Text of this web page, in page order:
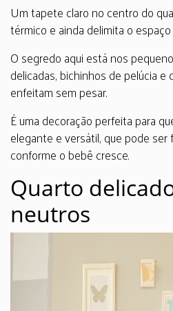
Um tapete claro no centro do
térmico e ainda delimita o
O segredo aqui está nos
delicadas, bichinhos de pelúcia e
enfeitam sem pesar.
É uma decoração perfeita para
elegante e versátil, que pode
conforme o bebê cresce.
Quarto
neutros